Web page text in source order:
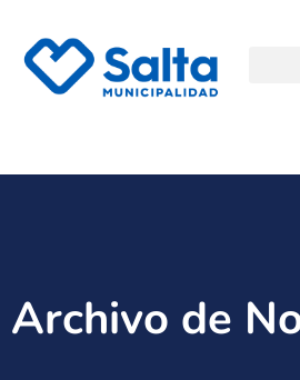
Archivo de